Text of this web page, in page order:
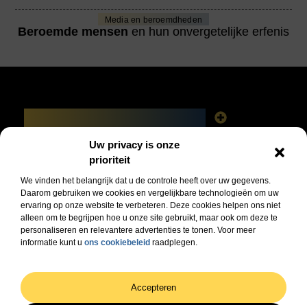
Uw privacy is onze
prioriteit
We vinden het belangrijk dat u de controle heeft over uw gegevens.
Daarom gebruiken we cookies en vergelijkbare technologieën om uw
ervaring op onze website te verbeteren. Deze cookies helpen ons niet
alleen om te begrijpen hoe u onze site gebruikt, maar ook om deze te
personaliseren en relevantere advertenties te tonen. Voor meer
informatie kunt u ons cookiebeleid raadplegen.
Accepteren
Media en beroemdheden
Beroemde mensen en hun onvergetelijke erfenis
Bericht categorie
verder helpen.
@2025 All Right Reserved. Design by